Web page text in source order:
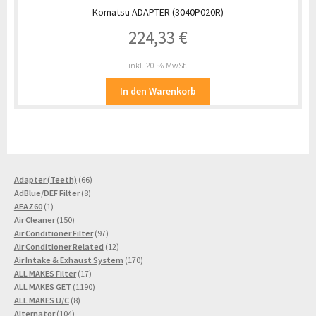
Komatsu ADAPTER (3040P020R)
224,33 €
inkl. 20 % MwSt.
In den Warenkorb
Adapter (Teeth) 6666
Produkte
AdBlue/DEF Filter 88
AEAZ60 11
Produkt
Air Cleaner 150150
Produkte
Air Conditioner Filter 9797
Produkte
Air Conditioner Related 1212
Produkte
Air Intake & Exhaust System 170170
ALL MAKES Filter 1717
Produkte
ALL MAKES GET 11901190
ALL MAKES U/C 88
Alternator 104104